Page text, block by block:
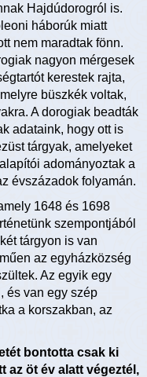
Hajdúdorogról is.
háborúk miatt
nem maradtak fönn.
nagyon mérgesek
kerestek rajta,
büszkék voltak,
A dorogiak beadták
adataink, hogy ott is
tárgyak, amelyeket
adományoztak a
évszázadok folyamán.
1648 és 1698
szempontjából
tárgyon is van
az egyházközség
Az egyik egy
és van egy szép
a korszakban, az
bontotta csak ki
az öt év alatt végeztél,